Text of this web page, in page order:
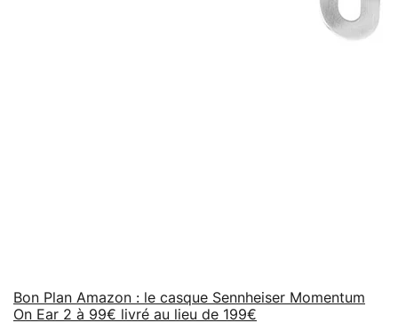
Bon Plan Amazon : le casque Sennheiser Momentum
On Ear 2 à 99€ livré au lieu de 199€